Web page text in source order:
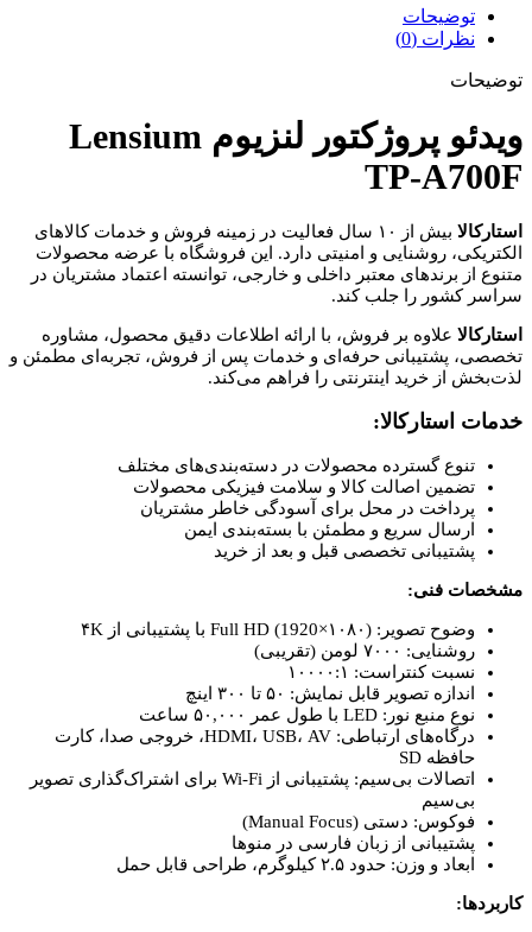
توضیحات
نظرات (0)
توضیحات
ویدئو پروژکتور لنزیوم Lensium
TP-A700F
استارکالا
بیش از ۱۰ سال فعالیت در زمینه فروش و خدمات کالاهای
الکتریکی، روشنایی و امنیتی دارد. این فروشگاه با عرضه محصولات
متنوع از برندهای معتبر داخلی و خارجی، توانسته اعتماد مشتریان در
سراسر کشور را جلب کند.
استارکالا علاوه بر فروش، با ارائه اطلاعات دقیق محصول، مشاوره
تخصصی، پشتیبانی حرفه‌ای و خدمات پس از فروش، تجربه‌ای مطمئن و
لذت‌بخش از خرید اینترنتی را فراهم می‌کند.
خدمات استارکالا:
تنوع گسترده محصولات در دسته‌بندی‌های مختلف
تضمین اصالت کالا و سلامت فیزیکی محصولات
پرداخت در محل برای آسودگی خاطر مشتریان
ارسال سریع و مطمئن با بسته‌بندی ایمن
پشتیبانی تخصصی قبل و بعد از خرید
مشخصات فنی:
وضوح تصویر: Full HD (1920×۱۰۸۰) با پشتیبانی از ۴K
روشنایی: ۷۰۰۰ لومن (تقریبی)
نسبت کنتراست: ۱۰۰۰۰:۱
اندازه تصویر قابل نمایش: ۵۰ تا ۳۰۰ اینچ
نوع منبع نور: LED با طول عمر ۵۰,۰۰۰ ساعت
درگاه‌های ارتباطی: HDMI، USB، AV، خروجی صدا، کارت
حافظه SD
اتصالات بی‌سیم: پشتیبانی از Wi-Fi برای اشتراک‌گذاری تصویر
بی‌سیم
فوکوس: دستی (Manual Focus)
پشتیبانی از زبان فارسی در منوها
ابعاد و وزن: حدود ۲.۵ کیلوگرم، طراحی قابل حمل
کاربردها: